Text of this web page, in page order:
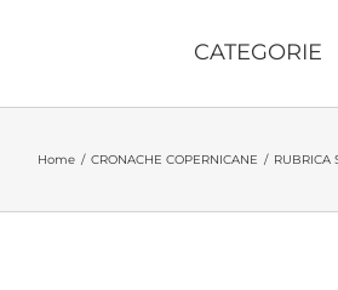
CATEGORIE
Home / CRONACHE COPERNICANE / RUBRICA